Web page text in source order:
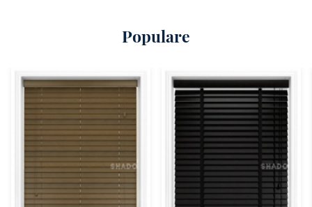
Populare